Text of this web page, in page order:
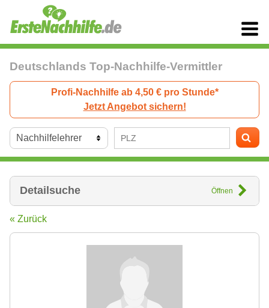
Deutschlands Top-Nachhilfe-Vermittler
Profi-Nachhilfe ab 4,50 € pro Stunde*
Jetzt Angebot sichern!
Detailsuche Öffnen
« Zurück